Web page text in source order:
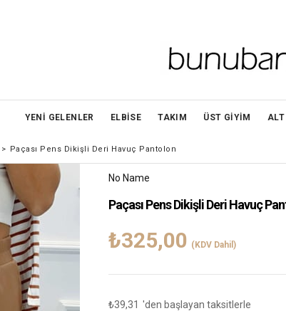
YENİ GELENLER ELBİSE TAKIM ÜST GİYİM ALT
> Paçası Pens Dikişli Deri Havuç Pantolon
No Name
Paçası Pens Dikişli Deri Havuç
₺325,00 (KDV Dahil)
₺39,31 'den başlayan taksitlerle